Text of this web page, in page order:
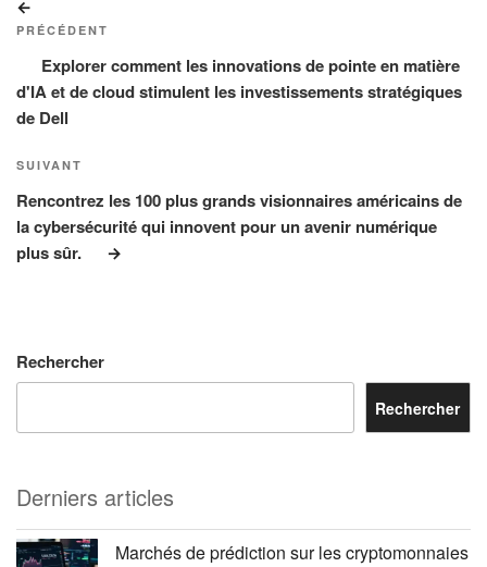
de
l’article
précédent
PRÉCÉDENT
Explorer comment les innovations de pointe en matière
d'IA et de cloud stimulent les investissements stratégiques
de Dell
Article
suivant
SUIVANT
Rencontrez les 100 plus grands visionnaires américains de
la cybersécurité qui innovent pour un avenir numérique
plus sûr.
Rechercher
Rechercher
Derniers articles
Marchés de prédiction sur les cryptomonnaies